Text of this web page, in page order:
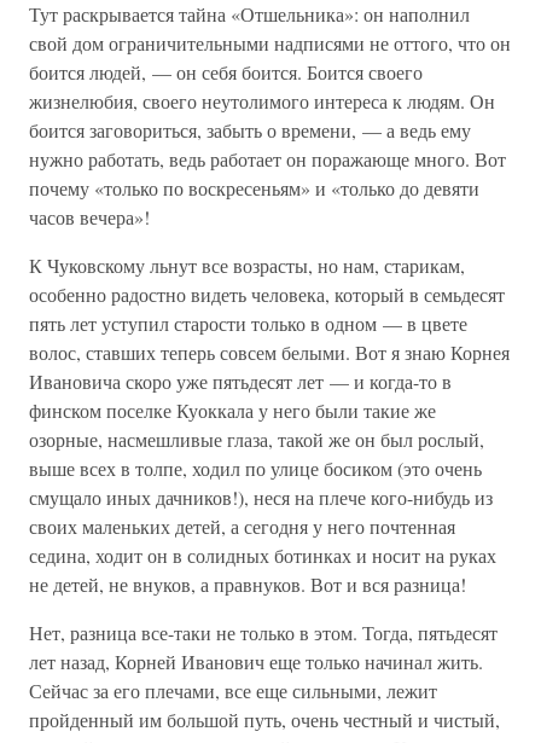
Тут раскрывается тайна «Отшельника»: он наполнил
свой дом ограничительными надписями не оттого, что он
боится людей, — он себя боится. Боится своего
жизнелюбия, своего неутолимого интереса к людям. Он
боится заговориться, забыть о времени, — а ведь ему
нужно работать, ведь работает он поражающе много. Вот
почему «только по воскресеньям» и «только до девяти
часов вечера»!
К Чуковскому льнут все возрасты, но нам, старикам,
особенно радостно видеть человека, который в семьдесят
пять лет уступил старости только в одном — в цвете
волос, ставших теперь совсем белыми. Вот я знаю Корнея
Ивановича скоро уже пятьдесят лет — и когда-то в
финском поселке Куоккала у него были такие же
озорные, насмешливые глаза, такой же он был рослый,
выше всех в толпе, ходил по улице босиком (это очень
смущало иных дачников!), неся на плече кого-нибудь из
своих маленьких детей, а сегодня у него почтенная
седина, ходит он в солидных ботинках и носит на руках
не детей, не внуков, а правнуков. Вот и вся разница!
Нет, разница все-таки не только в этом. Тогда, пятьдесят
лет назад, Корней Иванович еще только начинал жить.
Сейчас за его плечами, все еще сильными, лежит
пройденный им большой путь, очень честный и чистый,